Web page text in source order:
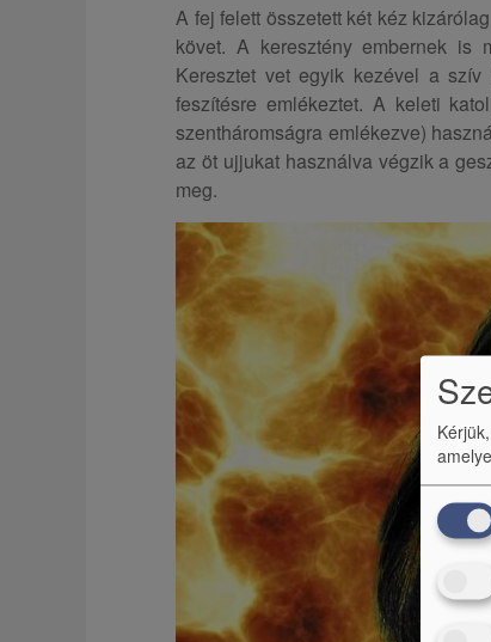
A fej felett összetett két kéz
követ. A keresztény embernek is
Keresztet vet egyik kezével a
feszítésre emlékeztet. A keleti
szentháromságra emlékezve)
az öt ujjukat használva végzik a
meg.